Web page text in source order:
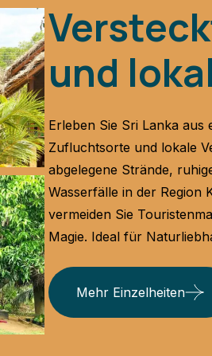
und
Erleben Sie Sri Lanka
Zufluchtsorte und lokale
abgelegene Strände,
Wasserfälle in der Region
vermeiden Sie
Magie. Ideal für
Mehr Einzelheiten